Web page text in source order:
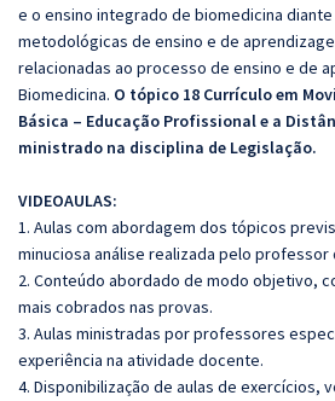
e o ensino integrado de biomedicina
metodológicas de ensino e de
relacionadas ao processo de ensino e de
Biomedicina. O tópico 18 Currículo em
Básica – Educação Profissional e a
ministrado na disciplina de Legislação.
VIDEOAULAS:
1. Aulas com abordagem dos tópicos
minuciosa análise realizada pelo professor
2. Conteúdo abordado de modo objetivo,
mais cobrados nas provas.
3. Aulas ministradas por professores
experiência na atividade docente.
4. Disponibilização de aulas de exercícios,